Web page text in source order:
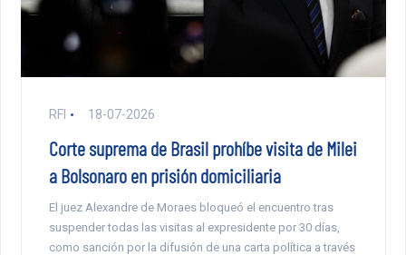
RFI 18-07-2026
Corte suprema de Brasil prohíbe visita de Milei
a Bolsonaro en prisión domiciliaria
El juez Alexandre de Moraes bloqueó el encuentro tras
suspender todas las visitas al expresidente por 30 días,
como sanción por la difusión de una carta política a través